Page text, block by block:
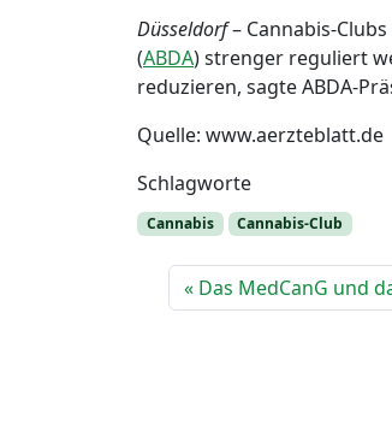
Düsseldorf– Cannabis-
(ABDA) strenger reguliert
reduzieren, sagte ABDA-
Quelle: www.aerzteblatt.de
Schlagworte
Cannabis Cannabis-Club
Das MedCanG und